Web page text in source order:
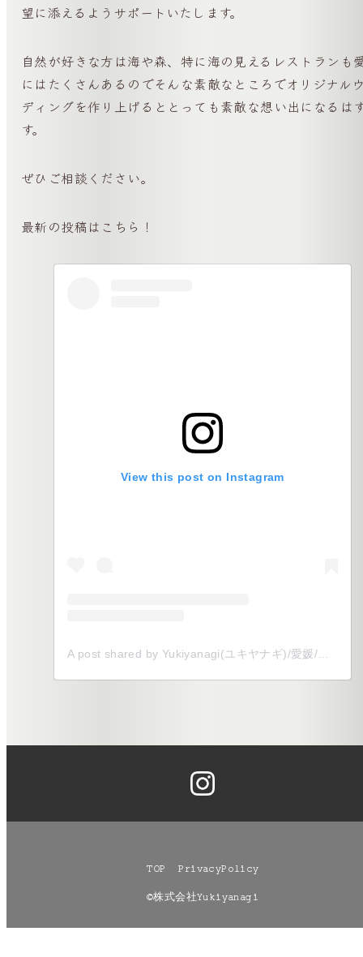
望に添えるようサポートいたします。
自然が好きな方は海や森、特に海の見えるレストランも
にはたくさんあるのでそんな素敵なところでオリジナル
ディングを作り上げるととっても素敵な想い出になるは
す。
ぜひご相談ください。
最新の投稿はこちら！
View this post on Instagram
TOP PrivacyPolicy
©株式会社Yukiyanagi